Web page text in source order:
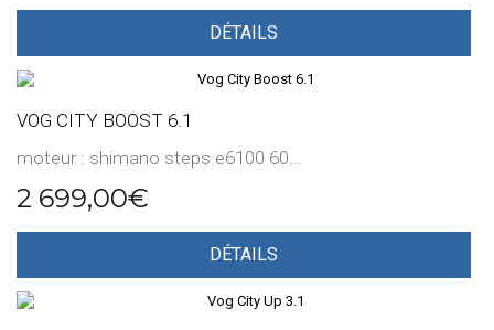
DÉTAILS
VOG CITY BOOST 6.1
moteur : shimano steps e6100 60...
2 699,00€
DÉTAILS